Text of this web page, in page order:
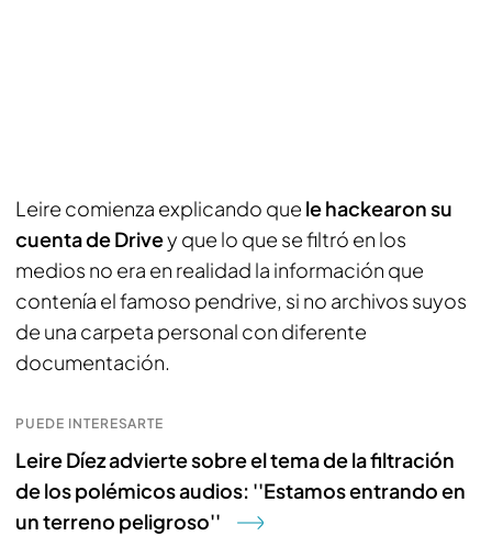
Leire comienza explicando que le hackearon su
cuenta de Drivey que lo que se filtró en los
medios no era en realidad la información que
contenía el famoso pendrive, si no archivos suyos
de una carpeta personal con diferente
documentación.
PUEDE INTERESARTE
Leire Díez advierte sobre el tema de la filtración
de los polémicos audios: ''Estamos entrando en
un terreno peligroso''